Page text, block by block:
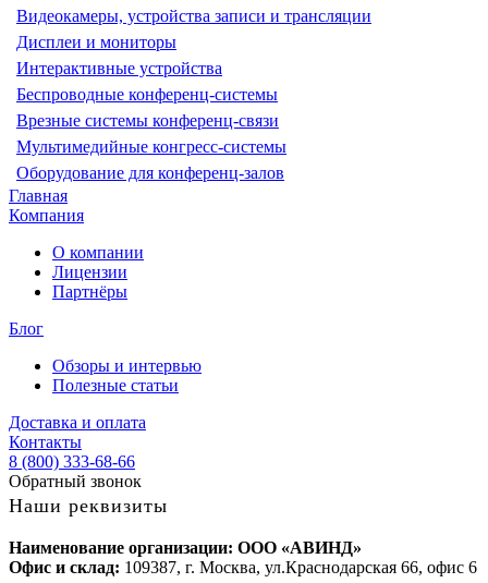
Видеокамеры, устройства записи и трансляции
Дисплеи и мониторы
Интерактивные устройства
Беспроводные конференц-системы
Врезные системы конференц-связи
Мультимедийные конгресс-системы
Оборудование для конференц-залов
Главная
Компания
О компании
Лицензии
Партнёры
Блог
Обзоры и интервью
Полезные статьи
Доставка и оплата
Контакты
8 (800) 333-68-66
Обратный звонок
Наши реквизиты
Наименование организации: ООО «АВИНД»
Офис и склад: 109387, г. Москва, ул.Краснодарская 66, офис 6